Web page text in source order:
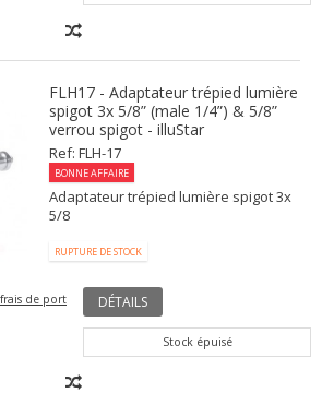
FLH17 - Adaptateur trépied lumière
spigot 3x 5/8” (male 1/4”) & 5/8”
verrou spigot - illuStar
Ref: FLH-17
BONNE AFFAIRE
Adaptateur trépied lumière spigot 3x
5/8
RUPTURE DE STOCK
de port DÉTAILS
Stock épuisé